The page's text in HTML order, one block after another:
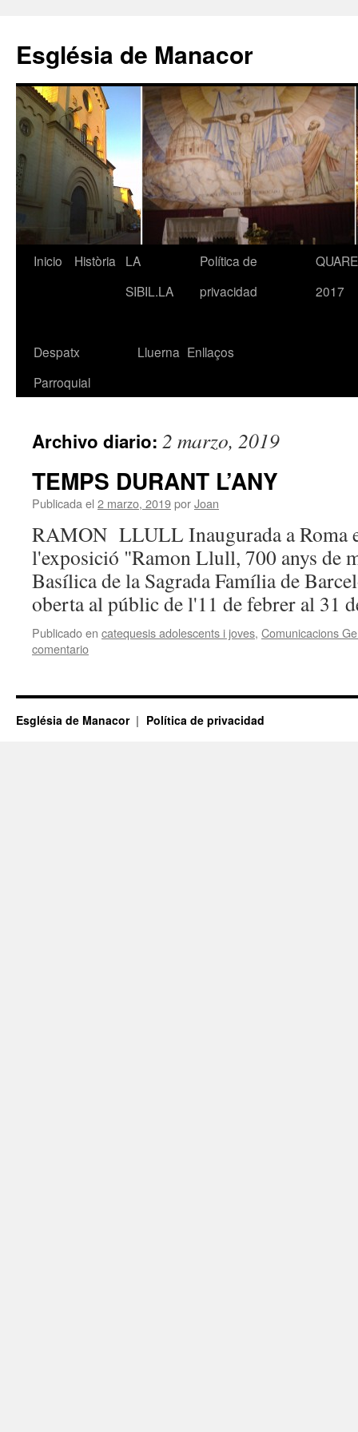
contenido
Església de Manacor
Inicio Història
LA
SIBIL.LA
Política de
privacidad
2017
Despatx
Parroquial
Lluerna Enllaços
Archivo diario: 2 marzo, 2019
TEMPS DURANT L’ANY
Publicada el 2 marzo, 2019porJoan
RAMON LLULL Inaugurada a Roma
l'exposició "Ramon Llull, 700 anys de
Basílica de la Sagrada Família de
oberta al públic de l'11 de febrer al 31
Publicado en catequesis adolescents i joves, Comunicacions
comentario
Església de Manacor Política de privacidad